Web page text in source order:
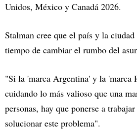
Unidos, México y Canadá 2026.
Stalman cree que el país y la
tiempo de cambiar el rumbo del
"Si la 'marca Argentina' y la 'marca
cuidando lo más valioso que una
personas, hay que ponerse a
solucionar este problema".